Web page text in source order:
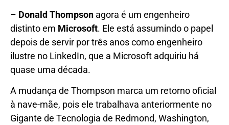
– Donald Thompson agora é um engenheiro
distinto em Microsoft. Ele está assumindo o papel
depois de servir por três anos como engenheiro
ilustre no LinkedIn, que a Microsoft adquiriu há
quase uma década.
A mudança de Thompson marca um retorno oficial
à nave-mãe, pois ele trabalhava anteriormente no
Gigante de Tecnologia de Redmond, Washington,